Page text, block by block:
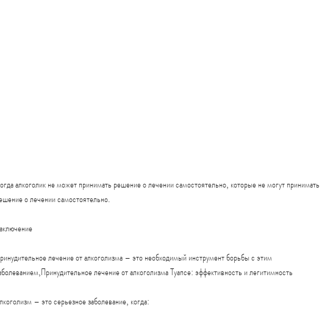
о лечении самостоятельно.
лечение от алкоголизма – это необходимый инструмент борьбы с этим
лечение от алкоголизма Туапсе: эффективность и легитимность
– это серьезное заболевание, когда: